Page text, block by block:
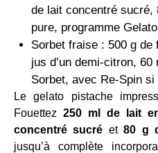
de lait concentré sucré,
pure, programme
Sorbet fraise : 500 g
jus d’un demi-citron, 60
Sorbet, avec Re-Spin si
Le gelato pistache
Fouettez 250 ml de lait
concentré sucré et80 g
jusqu’à complète